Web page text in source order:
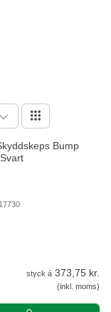
Bump
styck á 373,75 kr.
(inkl. moms)